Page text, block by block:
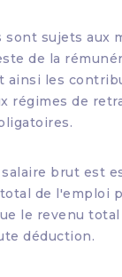
sont sujets aux
de la
ainsi les
régimes de
brut est
de l'emploi
le revenu
déduction.